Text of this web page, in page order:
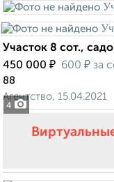
4
Участок 8 сот.,
450 000 ₽ 600 ₽ за
88
Агентство, 15.04.2021